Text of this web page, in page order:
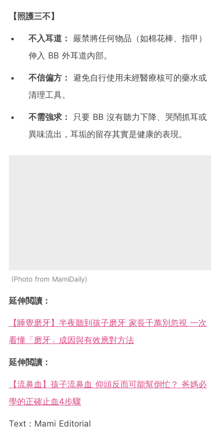
【照護三不】
不入耳道：
嚴禁將任何物品（如棉花棒、指甲）
伸入 BB 外耳道內部。
不信偏方： 避免自行使用未經醫療核可的藥水或
清理工具。
不需強求：
只要 BB 沒有聽力下降、哭鬧抓耳或
異味流出，耳垢的留存其實是健康的表現。
Photo from MamiDaily
延伸閲讀：
【睡覺磨牙】半夜聽到孩子磨牙 家長千萬別忽視 一次
看懂「磨牙」成因與有效應對方法
延伸閲讀：
【流鼻血】孩子流鼻血 仰頭反而可能幫倒忙？ 爸媽必
學的正確止血4步驟
Text：Mami Editorial